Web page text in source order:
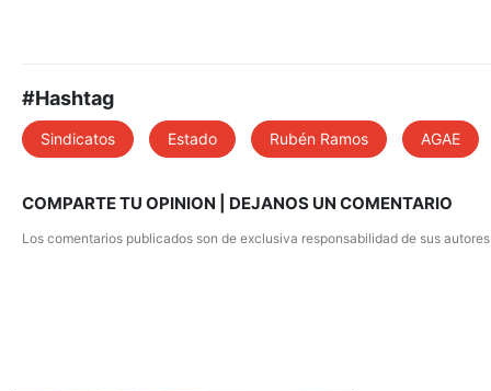
#Hashtag
Sindicatos Estado Rubén Ramos AGAE
COMPARTE TU OPINION | DEJANOS UN COMENTARIO
Los comentarios publicados son de exclusiva responsabilidad de sus